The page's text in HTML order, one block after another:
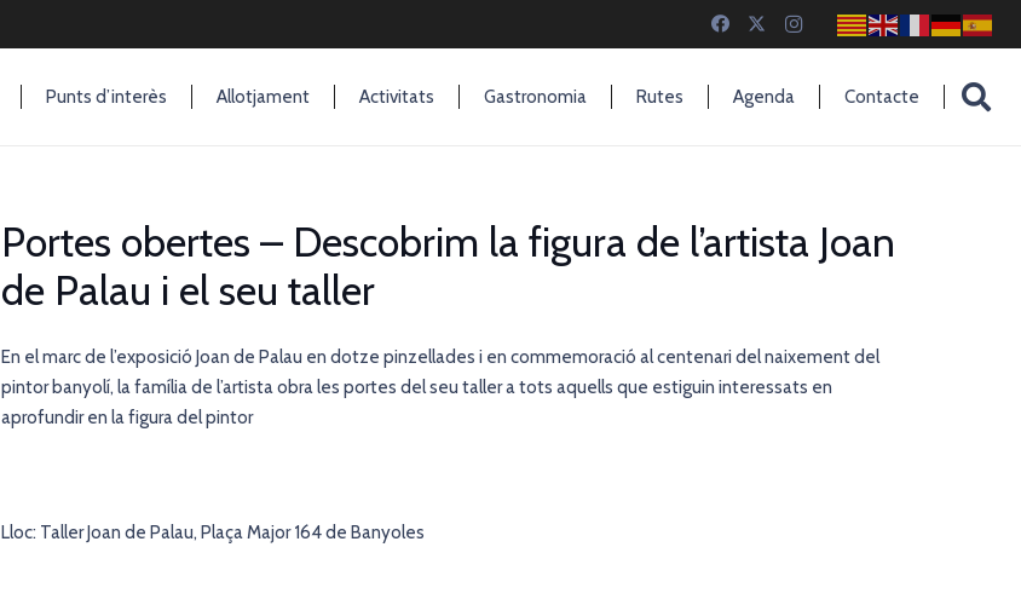
Punts d’interès Allotjament Activitats Gastronomia Rutes Agenda Contacte
Portes obertes – Descobrim la figura de l’artista Joan
de Palau i el seu taller
En el marc de l’exposició Joan de Palau en dotze pinzellades i en commemoració al centenari del naixement del
pintor banyolí, la família de l’artista obra les portes del seu taller a tots aquells que estiguin interessats en
aprofundir en la figura del pintor
Lloc: Taller Joan de Palau, Plaça Major 164 de Banyoles